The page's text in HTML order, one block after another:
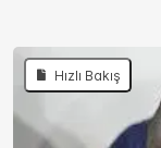
Hızlı Bakış